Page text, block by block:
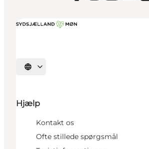
Vælg sprog
Hjælp
Kontakt os
Ofte stillede spørgsmål